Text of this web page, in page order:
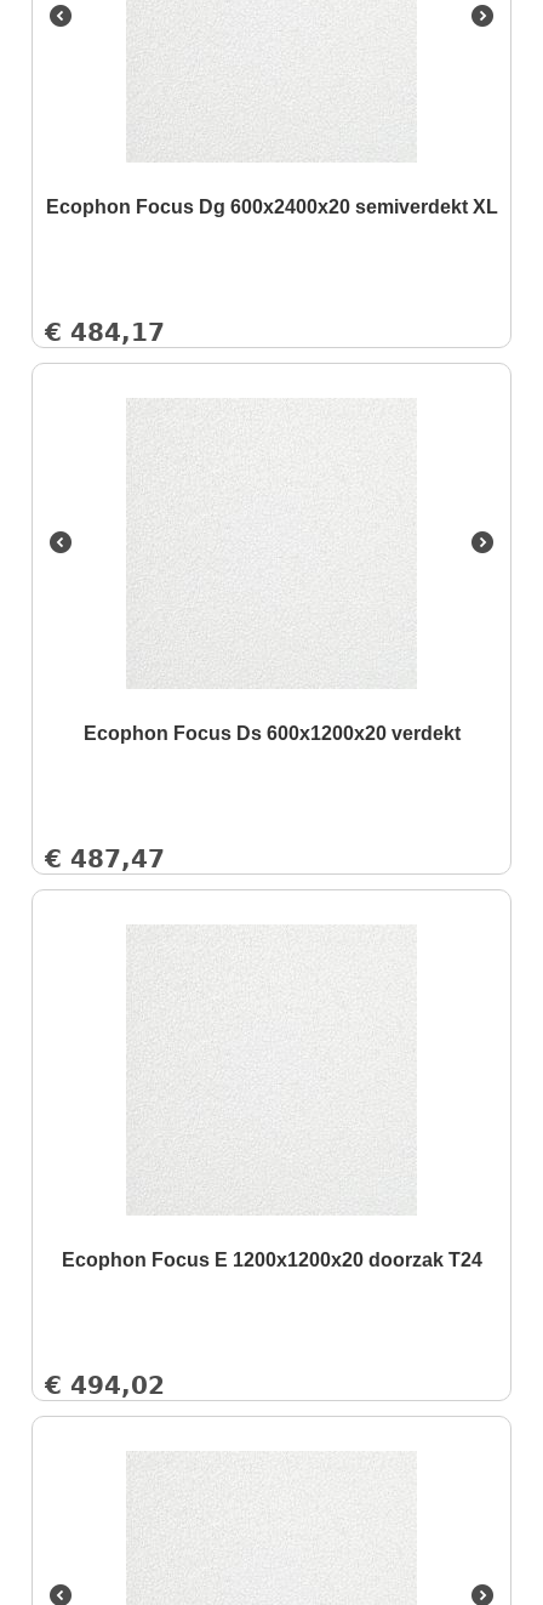
Ecophon Focus Dg 600x2400x20 semiverdekt XL
€ 484,17
Ecophon Focus Ds 600x1200x20 verdekt
€ 487,47
Ecophon Focus E 1200x1200x20 doorzak T24
€ 494,02